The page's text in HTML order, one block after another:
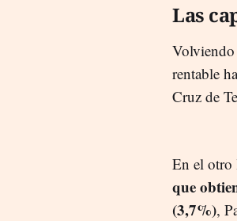
Las
Volviendo
rentable
Cruz de
En el otro
que
(3,7%),